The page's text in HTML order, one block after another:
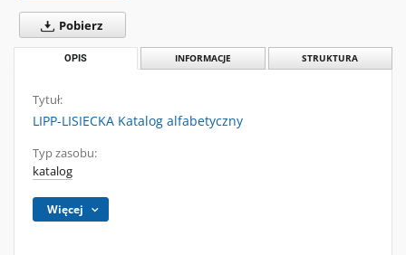
Pobierz
OPIS INFORMACJE STRUKTURA
Tytuł:
LIPP-LISIECKA Katalog alfabetyczny
Typ zasobu:
katalog
Więcej